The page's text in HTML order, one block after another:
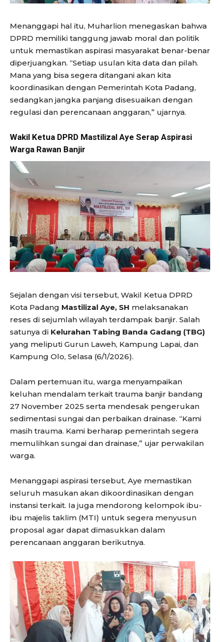
Menanggapi hal itu, Muharlion menegaskan bahwa
DPRD memiliki tanggung jawab moral dan politik
untuk memastikan aspirasi masyarakat benar-benar
diperjuangkan. “Setiap usulan kita data dan pilah.
Mana yang bisa segera ditangani akan kita
koordinasikan dengan Pemerintah Kota Padang,
sedangkan jangka panjang disesuaikan dengan
regulasi dan perencanaan anggaran,” ujarnya.
Wakil Ketua DPRD Mastilizal Aye Serap Aspirasi
Warga Rawan Banjir
Sejalan dengan visi tersebut, Wakil Ketua DPRD
Kota Padang Mastilizal Aye, SH melaksanakan
reses di sejumlah wilayah terdampak banjir. Salah
satunya di Kelurahan Tabing Banda Gadang (TBG)
yang meliputi Gurun Laweh, Kampung Lapai, dan
Kampung Olo, Selasa (6/1/2026).
Dalam pertemuan itu, warga menyampaikan
keluhan mendalam terkait trauma banjir bandang
27 November 2025 serta mendesak pengerukan
sedimentasi sungai dan perbaikan drainase. “Kami
masih trauma. Kami berharap pemerintah segera
memulihkan sungai dan drainase,” ujar perwakilan
warga.
Menanggapi aspirasi tersebut, Aye memastikan
seluruh masukan akan dikoordinasikan dengan
instansi terkait. Ia juga mendorong kelompok ibu-
ibu majelis taklim (MTI) untuk segera menyusun
proposal agar dapat dimasukkan dalam
perencanaan anggaran berikutnya.